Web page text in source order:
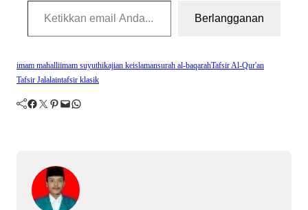
Berlangganan
imam mahalliimam suyuthikajian keislamansurah al-baqarahTafsir Al-Qur'an
Tafsir Jalalaintafsir klasik
Facebook Twitter Pinterest Mail WhatsApp